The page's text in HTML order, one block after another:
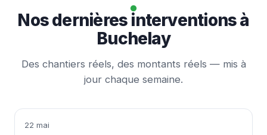
Nos dernières interventions à
Buchelay
Des chantiers réels, des montants réels — mis à
jour chaque semaine.
22 mai